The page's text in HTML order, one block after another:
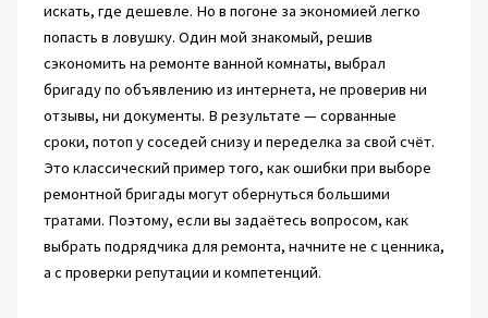
искать, где дешевле. Но в погоне за экономией легко
попасть в ловушку. Один мой знакомый, решив
сэкономить на ремонте ванной комнаты, выбрал
бригаду по объявлению из интернета, не проверив ни
отзывы, ни документы. В результате — сорванные
сроки, потоп у соседей снизу и переделка за свой счёт.
Это классический пример того, как ошибки при выборе
ремонтной бригады могут обернуться большими
тратами. Поэтому, если вы задаётесь вопросом, как
выбрать подрядчика для ремонта, начните не с ценника,
а с проверки репутации и компетенций.